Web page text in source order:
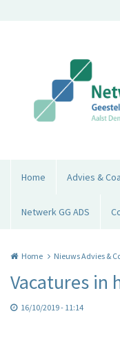
Home Advies &
Netwerk GG ADS
Home Nieuws Advies &
Vacatures in
16/10/2019 - 11:14